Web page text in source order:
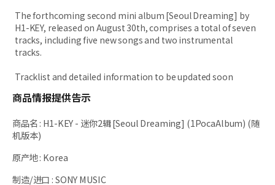
The forthcoming second mini album [Seoul Dreaming] by
H1-KEY, released on August 30th, comprises a total of seven
tracks, including five new songs and two instrumental
tracks.
Tracklist and detailed information to be updated soon
商品情报提供告示
商品名: H1-KEY - 迷你2辑 [Seoul Dreaming] (1PocaAlbum) (随
机版本)
原产地: Korea
制造/进口 :SONY MUSIC